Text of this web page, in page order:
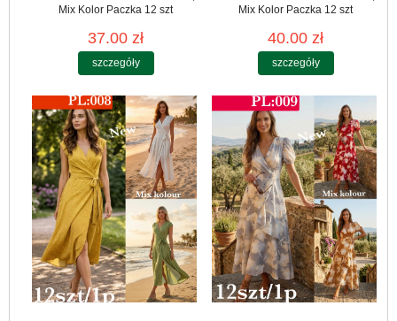
Mix Kolor Paczka 12 szt
37.00 zł
szczegóły
Mix Kolor Paczka 12 szt
40.00 zł
szczegóły